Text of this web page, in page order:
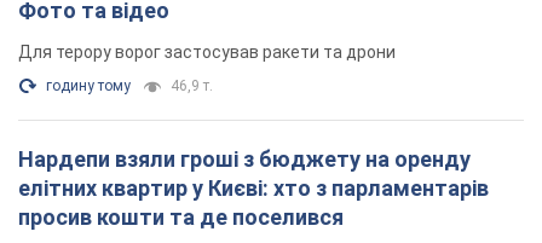
Фото та відео
Для терору ворог застосував ракети та дрони
годину тому 46,9 т.
Нардепи взяли гроші з бюджету на оренду
елітних квартир у Києві: хто з парламентарів
просив кошти та де поселився